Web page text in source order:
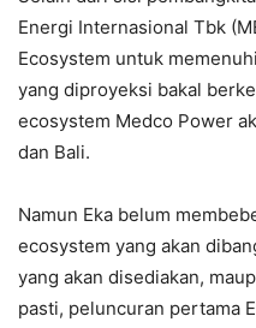
Energi Internasional Tbk
Ecosystem untuk
yang diproyeksi bakal
ecosystem Medco Power
dan Bali.
Namun Eka belum
ecosystem yang akan
yang akan disediakan,
pasti, peluncuran pertama